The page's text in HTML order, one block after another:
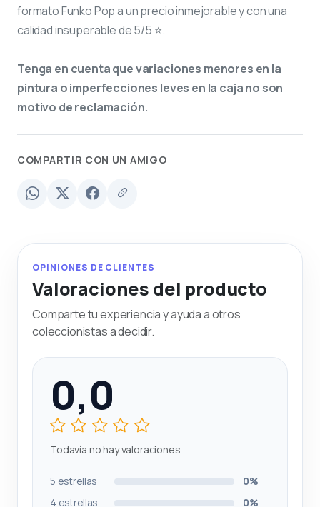
formato Funko Pop a un precio inmejorable y con una
calidad insuperable de 5/5 ⭐.
Tenga en cuenta que variaciones menores en la
pintura o imperfecciones leves en la caja no son
motivo de reclamación.
COMPARTIR CON UN AMIGO
OPINIONES DE CLIENTES
Valoraciones del producto
Comparte tu experiencia y ayuda a otros
coleccionistas a decidir.
0,0
Todavía no hay valoraciones
5 estrellas
0%
4 estrellas
0%